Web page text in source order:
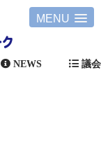
MENU
NEWS 議会